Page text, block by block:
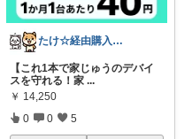
たけ☆経由購入感謝します！ありがとう！☆
【これ1本で家じゅうのデバイ
スを守れる！家 ...
￥ 14,250
0 0 5